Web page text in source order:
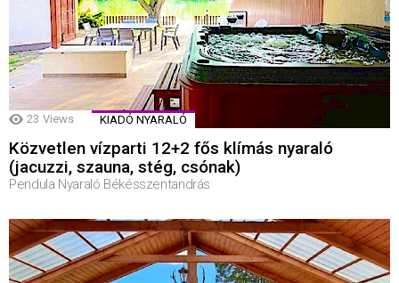
23 Views KIADÓ NYARALÓ
Közvetlen vízparti 12+2 fős klímás nyaraló
(jacuzzi, szauna, stég, csónak)
Pendula Nyaraló Békésszentandrás